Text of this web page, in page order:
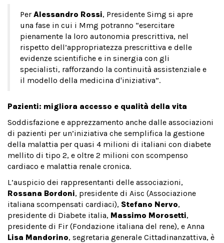
Per Alessandro Rossi, Presidente Simg si apre
una fase in cui i Mmg potranno “esercitare
pienamente la loro autonomia prescrittiva, nel
rispetto dell’appropriatezza prescrittiva e delle
evidenze scientifiche e in sinergia con gli
specialisti, rafforzando la continuità assistenziale e
il modello della medicina d'iniziativa”.
Pazienti: migliora accesso e qualità della vita
Soddisfazione e apprezzamento anche dalle associazioni
di pazienti per un’iniziativa che semplifica la gestione
della malattia per quasi 4 milioni di italiani con diabete
mellito di tipo 2, e oltre 2 milioni con scompenso
cardiaco e malattia renale cronica.
L’auspicio dei rappresentanti delle associazioni,
Rossana Bordoni, presidente di Aisc (Associazione
italiana scompensati cardiaci), Stefano Nervo,
presidente di Diabete italia, Massimo Morosetti,
presidente di Fir (Fondazione italiana del rene), e Anna
Lisa Mandorino, segretaria generale Cittadinanzattiva, è